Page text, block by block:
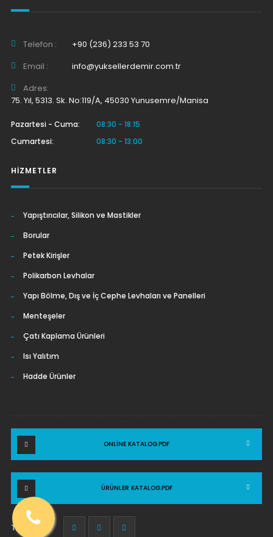
Telefon :
+90 (236) 233 53 70
Email :
info@yuksellerdemir.com.tr
Adres:
75. Yıl, 5313. Sk. No:119/A, 45030 Yunusemre/Manisa
Pazartesi - Cuma:
08:30 - 18:15
Cumartesi:
08:30 - 13:00
HIZMETLER
Yapıştırıcılar, Silikon ve Mastikler
Borular
Petek Kirişler
Polikarbon Levhalar
Yapı Bölme, Dış ve İç Cephe Levhaları ve Panelleri
Menteşeler
Çatı Kaplama Ürünleri
Isı Yalıtım
Hadde Ürünler
ONLINE KATALOG.PDF
ÜRÜNLER KATALOG.PDF
Takip et :